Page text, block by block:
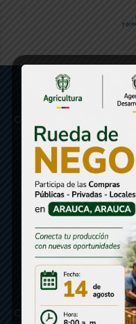
Gobernación de Arauca
Contáctenos